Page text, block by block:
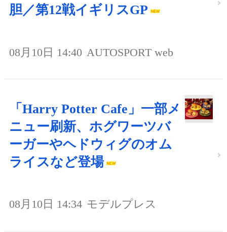
胆／第12戦イギリスGP
08月10日 14:40 AUTOSPORT web
「Harry Potter Cafe」一部メ
ニュー刷新、ホグワーツバ
ーガーやヘドウィグのオム
ライスなど登場
08月10日 14:34 モデルプレス